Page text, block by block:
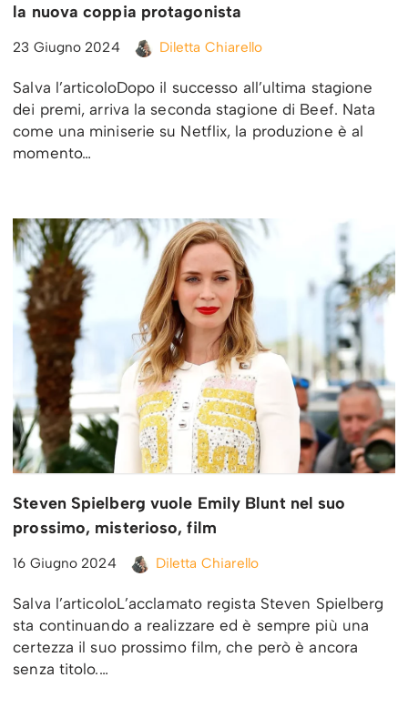
la nuova coppia protagonista
23 Giugno 2024 Diletta Chiarello
Salva l’articoloDopo il successo all’ultima stagione
dei premi, arriva la seconda stagione di Beef. Nata
come una miniserie su Netflix, la produzione è al
momento…
Steven Spielberg vuole Emily Blunt nel suo
prossimo, misterioso, film
16 Giugno 2024 Diletta Chiarello
Salva l’articoloL’acclamato regista Steven Spielberg
sta continuando a realizzare ed è sempre più una
certezza il suo prossimo film, che però è ancora
senza titolo.…